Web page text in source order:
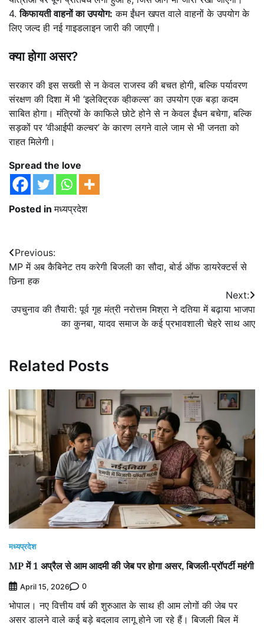
4.किफायती वाहनों का उपयोग: कम ईंधन खपत वाले वाहनों के उपयोग के
लिए जल्द ही नई गाइडलाइन जारी की जाएगी।
क्या होगा असर?
सरकार की इस सख्ती से न केवल राजस्व की बचत होगी, बल्कि पर्यावरण
संरक्षण की दिशा में भी ‘इलेक्ट्रिक व्हीकल्स’ का उपयोग एक बड़ा कदम
साबित होगा। मंत्रियों के काफिले छोटे होने से न केवल ईंधन बचेगा, बल्कि
सड़कों पर ‘वीआईपी कल्चर’ के कारण लगने वाले जाम से भी जनता को
राहत मिलेगी।
Spread the love
Posted inमध्यप्रदेश
Post
navigation
Previous:
MP में अब कैबिनेट तय करेगी बिजली का सौदा, बोर्ड ऑफ डायरेक्टर्स से
छिना हक
Next:
उपचुनाव की तैयारी: पूर्व गृह मंत्री नरोत्तम मिश्रा ने दतिया में बढ़ाया भाजपा
का कुनबा, यादव समाज के कई प्रभावशाली चेहरे साथ आए
Related Posts
मध्यप्रदेश
MP में 1 अप्रैल से आम आदमी की जेब पर होगा असर, बिजली-प्रॉपर्टी महंगी
April 15, 2026 0
भोपाल। नए वित्तीय वर्ष की शुरुआत के साथ ही आम लोगों की जेब पर
असर डालने वाले कई बड़े बदलाव लागू होने जा रहे हैं। बिजली बिल में